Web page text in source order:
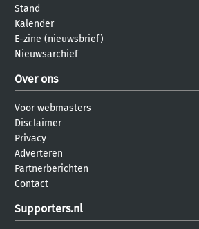
Stand
Kalender
E-zine (nieuwsbrief)
Nieuwsarchief
Over ons
Voor webmasters
Disclaimer
Privacy
Adverteren
Partnerberichten
Contact
Supporters.nl